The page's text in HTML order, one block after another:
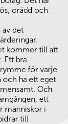
orädd och
av det
kommer till att
Ett bra
för varje
och ha ett eget
Och
ett
människor i
till